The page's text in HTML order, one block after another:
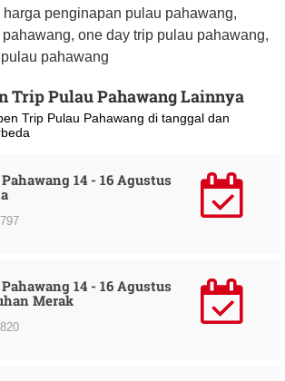
penginapan pulau pahawang,
one day trip pulau pahawang,
pahawang
Trip Pulau Pahawang Lainnya
Trip Pulau Pahawang di tanggal dan
14 - 16 Agustus
14 - 16 Agustus
Merak